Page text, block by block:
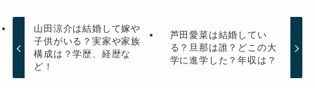
山田涼介は結婚して嫁や
子供がいる？実家や家族
構成は？学歴、経歴な
ど！
芦田愛菜は結婚してい
る？旦那は誰？どこの大
学に進学した？年収は？